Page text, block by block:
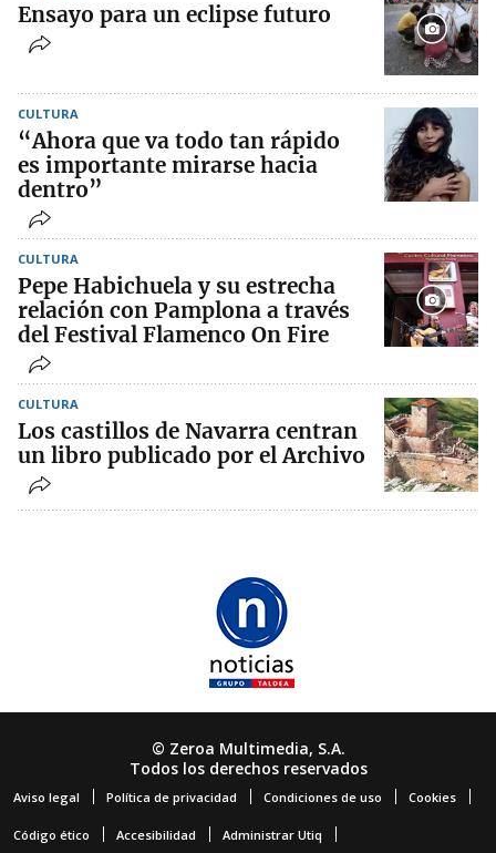
Ensayo para un eclipse futuro
CULTURA
“Ahora que va todo tan rápido
es importante mirarse hacia
dentro”
CULTURA
Pepe Habichuela y su estrecha
relación con Pamplona a través
del Festival Flamenco On Fire
CULTURA
Los castillos de Navarra centran
un libro publicado por el Archivo
© Zeroa Multimedia, S.A.
Todos los derechos reservados
Aviso legal Política de privacidad Condiciones de uso Cookies
Código ético Accesibilidad Administrar Utiq